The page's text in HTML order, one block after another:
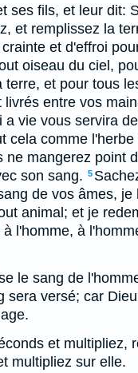
ses fils, et leur dit:
et remplissez la
et d'effroi
oiseau du ciel,
terre, et pour tous
entre vos
a vie vous servira
cela comme l'herbe
ne mangerez point
son sang. 5
de vos âmes, je
animal; et je
à l'homme, à
le sang de
sera versé; car
et multipliez,
multipliez sur elle.